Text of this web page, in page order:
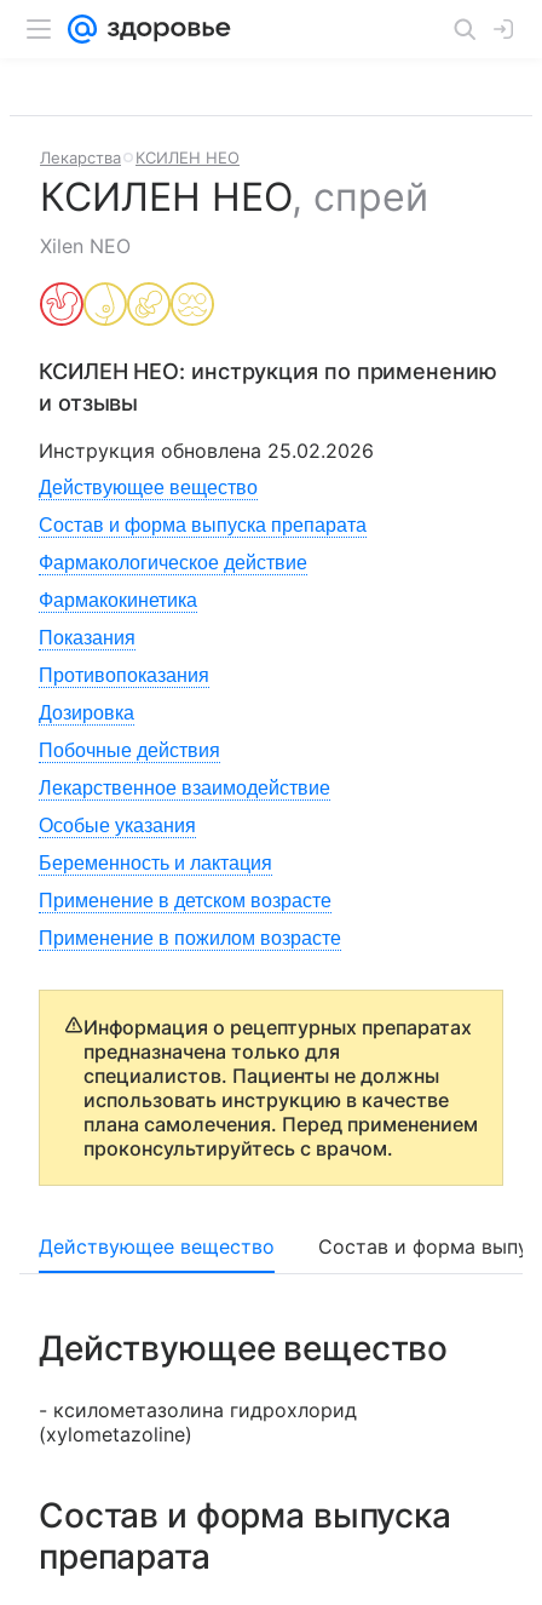
Лекарства КСИЛЕН НЕО
КСИЛЕН НЕО, спрей
Xilen NEO
КСИЛЕН НЕО: инструкция по применению
и отзывы
Инструкция обновлена 25.02.2026
Действующее вещество
Состав и форма выпуска препарата
Фармакологическое действие
Фармакокинетика
Показания
Противопоказания
Дозировка
Побочные действия
Лекарственное взаимодействие
Особые указания
Беременность и лактация
Применение в детском возрасте
Применение в пожилом возрасте
Информация о рецептурных препаратах
предназначена только для
специалистов. Пациенты не должны
использовать инструкцию в качестве
плана самолечения. Перед применением
проконсультируйтесь с врачом.
Действующее вещество Состав и форма
Действующее вещество
- ксилометазолина гидрохлорид
(xylometazoline)
Состав и форма выпуска
препарата